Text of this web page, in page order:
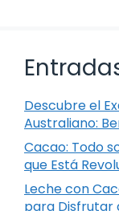
Descubre el
Australiano:
Cacao: Todo
que Está
Leche con
para Disfrutar